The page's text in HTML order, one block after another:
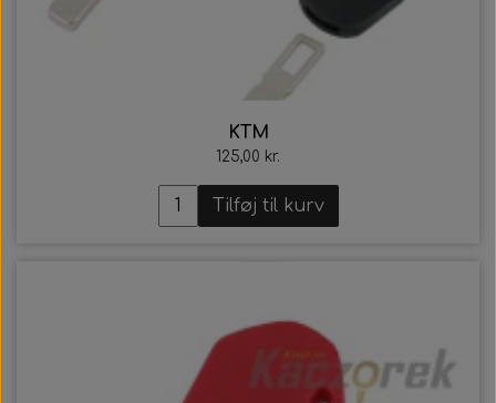
KTM
125,00 kr.
Tilføj til kurv